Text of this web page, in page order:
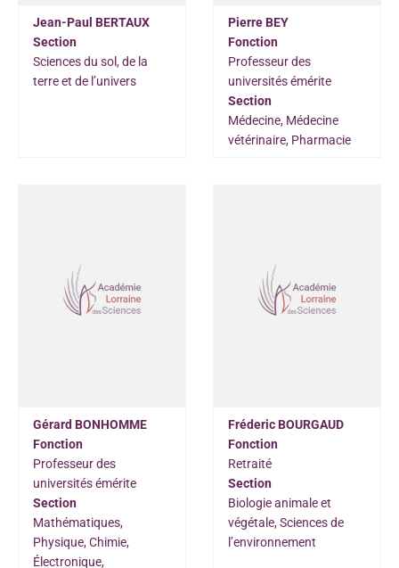
Jean-Paul BERTAUX
Section
Sciences du sol, de la
terre et de l’univers
Pierre BEY
Fonction
Professeur des
universités émérite
Section
Médecine, Médecine
vétérinaire, Pharmacie
Gérard BONHOMME
Fonction
Professeur des
universités émérite
Section
Mathématiques,
Physique, Chimie,
Électronique,
Fréderic BOURGAUD
Fonction
Retraité
Section
Biologie animale et
végétale, Sciences de
l’environnement